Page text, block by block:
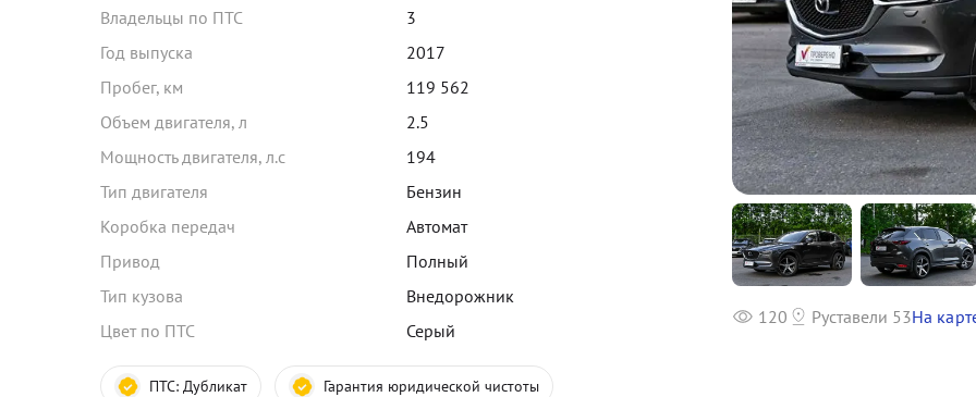
Владельцы по ПТС
3
Год выпуска
2017
Пробег, км
119 562
Объем двигателя, л
2.5
Мощность двигателя, л.с
194
Тип двигателя
Бензин
Коробка передач
Автомат
Привод
Полный
Тип кузова
Внедорожник
Цвет по ПТС
Серый
ПТС: Дубликат Гарантия юридической чистоты
120 Руставели 53На